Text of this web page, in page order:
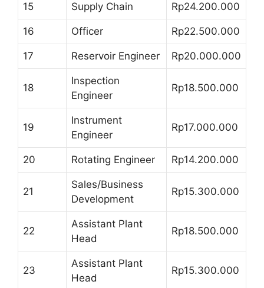
15 Supply Chain Rp24.200.000
16 Officer Rp22.500.000
17 Reservoir Engineer Rp20.000.000
18
Inspection
Engineer
Rp18.500.000
19
Instrument
Engineer
Rp17.000.000
20 Rotating Engineer Rp14.200.000
21
Sales/Business
Development
Rp15.300.000
22
Assistant Plant
Head
Rp18.500.000
23
Assistant Plant
Head
Rp15.300.000